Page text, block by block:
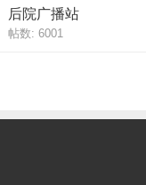
后院广播站
帖数: 6001